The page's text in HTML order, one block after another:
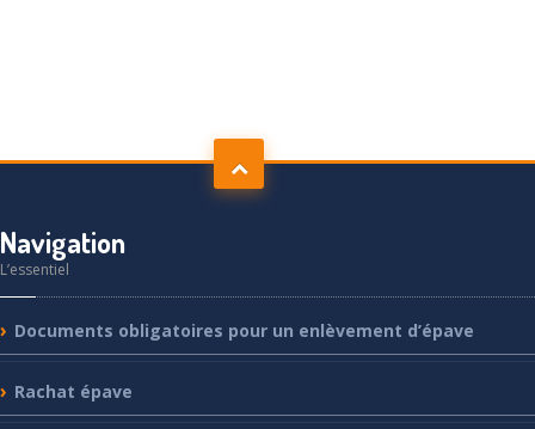
Navigation
L’essentiel
Documents obligatoires pour un enlèvement d’épave
Rachat épave